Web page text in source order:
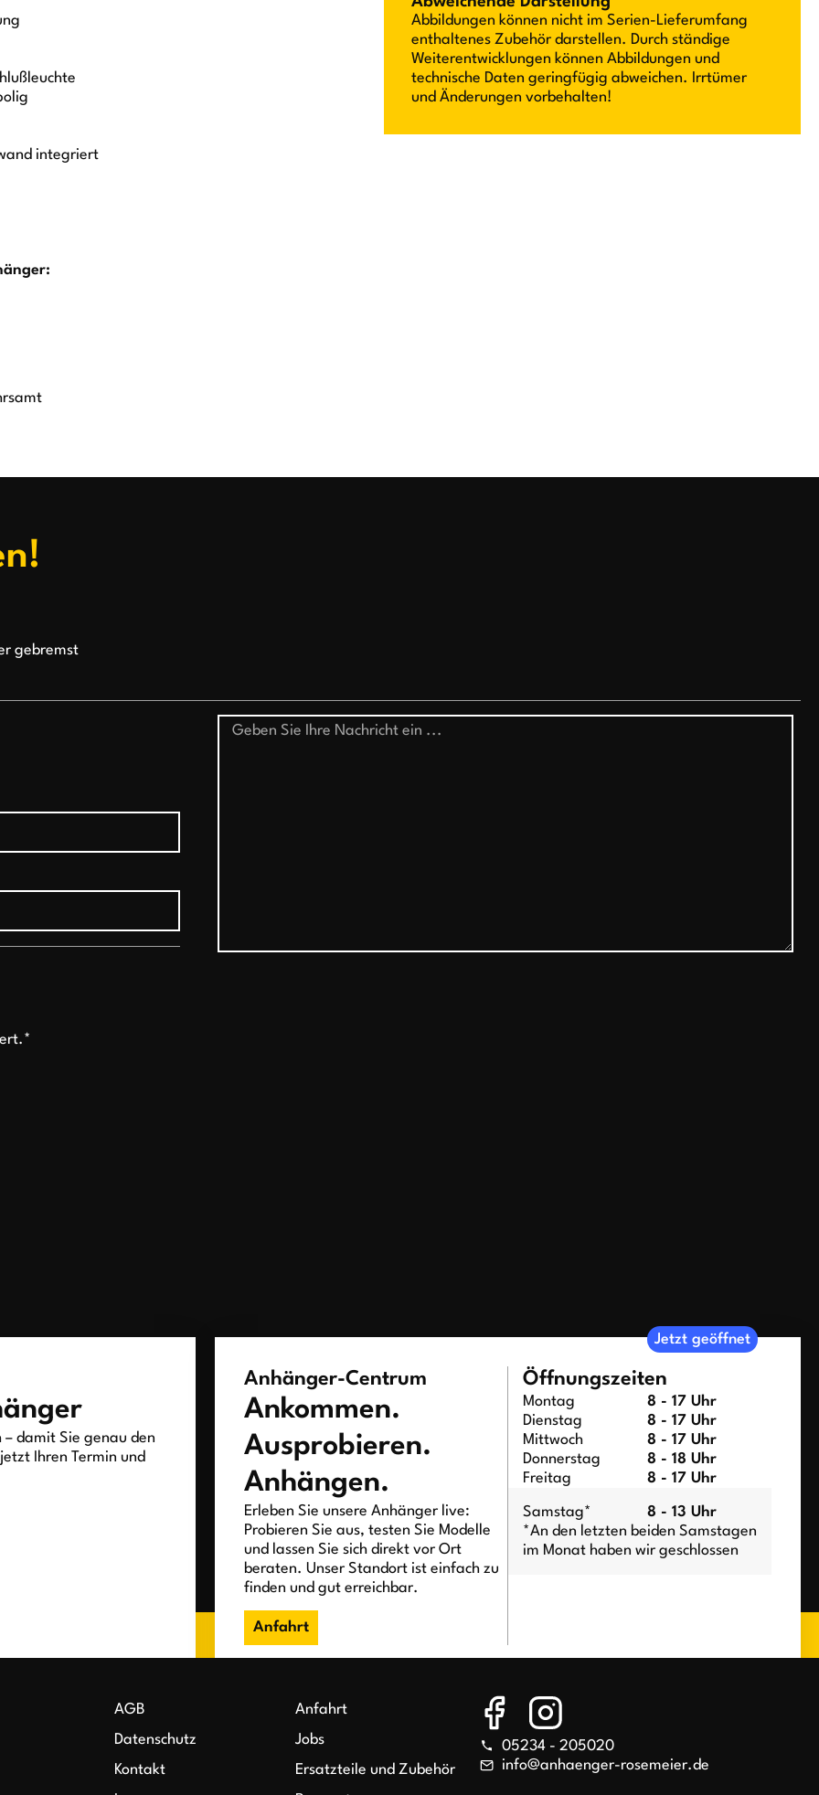
integriert
Abbildungen können nicht im Serien-Lieferumfang
enthaltenes Zubehör darstellen. Durch ständige
Weiterentwicklungen können Abbildungen und
technische Daten geringfügig abweichen. Irrtümer
und Änderungen vorbehalten!
gebremst
damit Sie genau den
Ihren Termin und
Anhänger-Centrum
Ankommen.
Ausprobieren.
Anhängen.
Erleben Sie unsere Anhänger live:
Probieren Sie aus, testen Sie Modelle
und lassen Sie sich direkt vor Ort
beraten. Unser Standort ist einfach zu
finden und gut erreichbar.
Anfahrt
Jetzt geöffnet
Öffnungszeiten
Montag
8 - 17 Uhr
Dienstag
8 - 17 Uhr
Mittwoch
8 - 17 Uhr
Donnerstag
8 - 18 Uhr
Freitag
8 - 17 Uhr
Samstag*
8 - 13 Uhr
*An den letzten beiden Samstagen
im Monat haben wir geschlossen
AGB
Datenschutz
Kontakt
Anfahrt
Jobs
Ersatzteile und Zubehör
05234 - 205020
info@anhaenger-rosemeier.de